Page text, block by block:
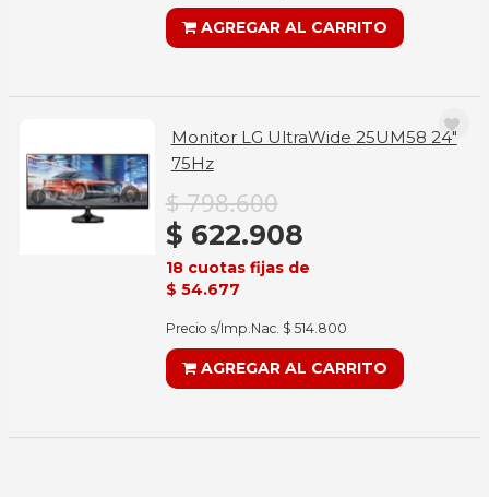
AGREGAR AL CARRITO
Monitor LG UltraWide 25UM58 24"
75Hz
$ 798.600
$ 622.908
18 cuotas fijas de
$ 54.677
Precio s/Imp.Nac. $ 514.800
AGREGAR AL CARRITO